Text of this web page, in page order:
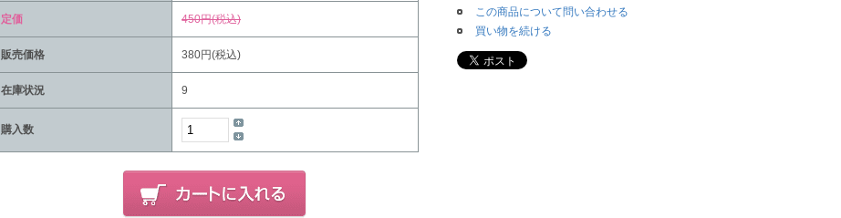
定価 450円(税込)
販売価格 380円(税込)
在庫状況 9
購入数
この商品について問い合わせる
買い物を続ける